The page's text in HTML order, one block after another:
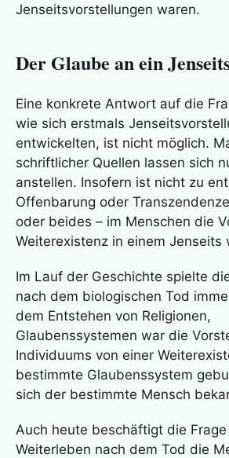
Jenseitsvorstellungen waren.
Der Glaube an ein
Eine konkrete Antwort auf die
wie sich erstmals
entwickelten, ist nicht möglich.
schriftlicher Quellen lassen sich
anstellen. Insofern ist nicht zu
Offenbarung oder
oder beides – im Menschen die
Weiterexistenz in einem Jenseits
Im Lauf der Geschichte spielte
nach dem biologischen Tod
dem Entstehen von Religionen,
Glaubenssystemen war die
Individuums von einer
bestimmte Glaubenssystem
sich der bestimmte Mensch
Auch heute beschäftigt die
Weiterleben nach dem Tod die